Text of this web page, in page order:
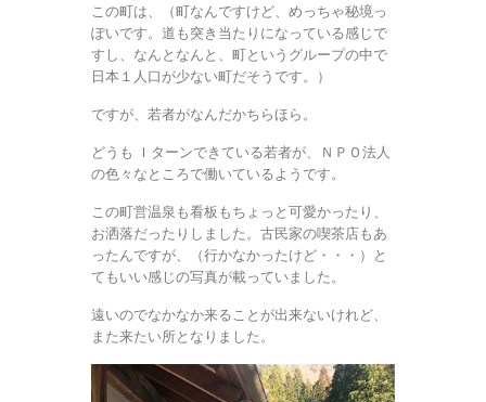
この町は、（町なんですけど、めっちゃ秘境っ
ぽいです。道も突き当たりになっている感じで
すし、なんとなんと、町というグループの中で
日本１人口が少ない町だそうです。）
ですが、若者がなんだかちらほら。
どうも Ｉターンできている若者が、ＮＰＯ法人
の色々なところで働いているようです。
この町営温泉も看板もちょっと可愛かったり、
お洒落だったりしました。古民家の喫茶店もあ
ったんですが、（行かなかったけど・・・）と
てもいい感じの写真が載っていました。
遠いのでなかなか来ることが出来ないけれど、
また来たい所となりました。